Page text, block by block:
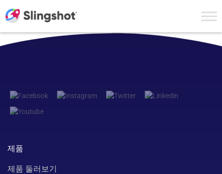
제품
제품 둘러보기